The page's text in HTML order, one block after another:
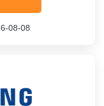
08-08